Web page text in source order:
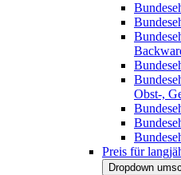
Obst-,
Preis für
Dropdown